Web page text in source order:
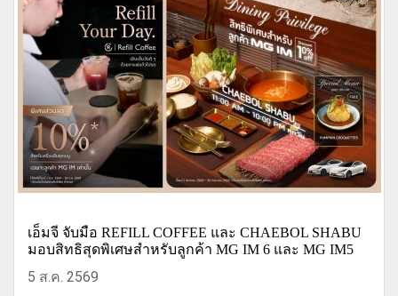
เอ็มจี จับมือ REFILL COFFEE และ CHAEBOL SHABU
มอบสิทธิสุดพิเศษสำหรับลูกค้า MG IM 6 และ MG IM5
5 ส.ค. 2569